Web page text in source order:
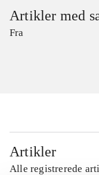
Artikler med
Fra
Artikler
Alle registrerede